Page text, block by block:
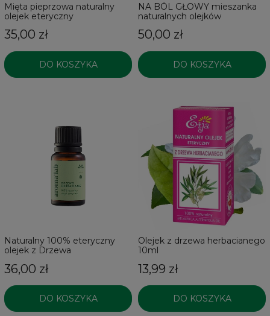
Mięta pieprzowa naturalny
olejek eteryczny
35,00 zł
DO KOSZYKA
NA BÓL GŁOWY mieszanka
naturalnych olejków
50,00 zł
DO KOSZYKA
Naturalny 100% eteryczny
olejek z Drzewa
36,00 zł
DO KOSZYKA
Olejek z drzewa herbacianego
10ml
13,99 zł
DO KOSZYKA